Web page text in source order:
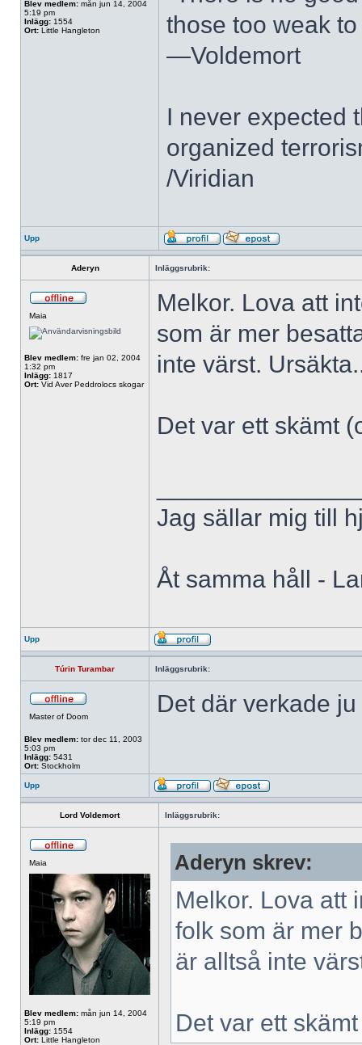
Blev medlem: mån jun 14, 2004
5:19 pm
Inlägg: 1554
Ort: Little Hangleton
those too weak
—Voldemort
I never expected
organized
/Viridian
Upp
Aderyn Inläggsrubrik:
Maia
Blev medlem: fre jan 02, 2004
1:32 pm
Inlägg: 1817
Ort: Vid Aver Peddrolocs skogar
Melkor. Lova att
som är mer
inte värst.
Det var ett skämt
Jag sällar mig till
Åt samma håll -
Upp
Túrin Turambar Inläggsrubrik:
Master of Doom
Blev medlem: tor dec 11, 2003
5:03 pm
Inlägg: 5431
Ort: Stockholm
Det där verkade
Upp
Lord Voldemort Inläggsrubrik:
Maia
Blev medlem: mån jun 14, 2004
5:19 pm
Inlägg: 1554
Ort: Little Hangleton
Aderyn skrev:
Melkor. Lova att
folk som är mer
är alltså inte
Det var ett